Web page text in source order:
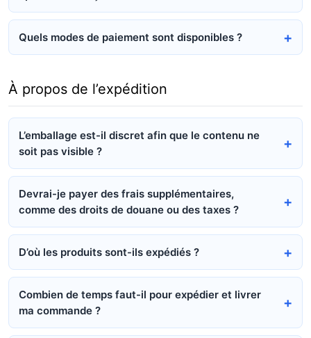
Quels modes de paiement sont disponibles ?
À propos de l’expédition
L’emballage est-il discret afin que le contenu ne
soit pas visible ?
Devrai-je payer des frais supplémentaires,
comme des droits de douane ou des taxes ?
D’où les produits sont-ils expédiés ?
Combien de temps faut-il pour expédier et livrer
ma commande ?